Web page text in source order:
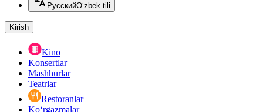
РусскийO‘zbek tili
Kirish
Kino
Konsertlar
Mashhurlar
Teatrlar
Restoranlar
Ko‘rgazmalar